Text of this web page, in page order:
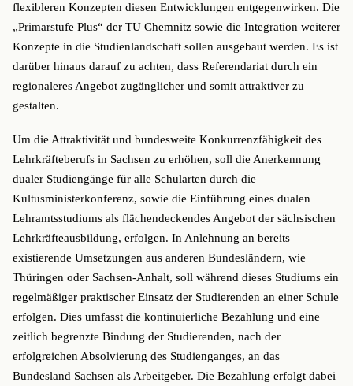
flexibleren Konzepten diesen Entwicklungen entgegenwirken. Die
„Primarstufe Plus“ der TU Chemnitz sowie die Integration weiterer
Konzepte in die Studienlandschaft sollen ausgebaut werden. Es ist
darüber hinaus darauf zu achten, dass Referendariat durch ein
regionaleres Angebot zugänglicher und somit attraktiver zu
gestalten.
Um die Attraktivität und bundesweite Konkurrenzfähigkeit des
Lehrkräfteberufs in Sachsen zu erhöhen, soll die Anerkennung
dualer Studiengänge für alle Schularten durch die
Kultusministerkonferenz, sowie die Einführung eines dualen
Lehramtsstudiums als flächendeckendes Angebot der sächsischen
Lehrkräfteausbildung, erfolgen. In Anlehnung an bereits
existierende Umsetzungen aus anderen Bundesländern, wie
Thüringen oder Sachsen-Anhalt, soll während dieses Studiums ein
regelmäßiger praktischer Einsatz der Studierenden an einer Schule
erfolgen. Dies umfasst die kontinuierliche Bezahlung und eine
zeitlich begrenzte Bindung der Studierenden, nach der
erfolgreichen Absolvierung des Studienganges, an das
Bundesland Sachsen als Arbeitgeber. Die Bezahlung erfolgt dabei